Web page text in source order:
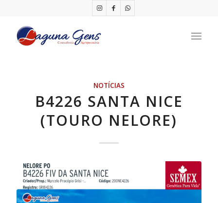
NOTÍCIAS
B4226 SANTA NICE
(TOURO NELORE)